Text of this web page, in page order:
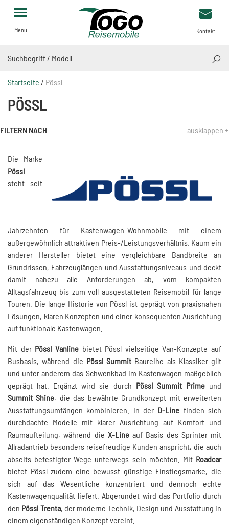
Menu Kontakt
Startseite / Pössl
PÖSSL
FILTERN NACH ausklappen +
Die Marke
Pössl
steht seit
Jahrzehnten für Kastenwagen-Wohnmobile mit einem
außergewöhnlich attraktiven Preis-/Leistungsverhältnis. Kaum ein
anderer Hersteller bietet eine vergleichbare Bandbreite an
Grundrissen, Fahrzeuglängen und Ausstattungsniveaus und deckt
damit nahezu alle Anforderungen ab, vom kompakten
Alltagsfahrzeug bis zum voll ausgestatteten Reisemobil für lange
Touren. Die lange Historie von Pössl ist geprägt von praxisnahen
Lösungen, klaren Konzepten und einer konsequenten Ausrichtung
auf funktionale Kastenwagen.
Mit der Pössl Vanlinebietet Pössl vielseitige Van-Konzepte auf
Busbasis, während die Pössl Summit Baureihe als Klassiker gilt
und unter anderem das Schwenkbad im Kastenwagen maßgeblich
geprägt hat. Ergänzt wird sie durch Pössl Summit Primeund
Summit Shine, die das bewährte Grundkonzept mit erweiterten
Ausstattungsumfängen kombinieren. In der D-Line finden sich
durchdachte Modelle mit klarer Ausrichtung auf Komfort und
Raumaufteilung, während die X-Lineauf Basis des Sprinter mit
Allradantrieb besonders reisefreudige Kunden anspricht, die auch
abseits befestigter Wege unterwegs sein möchten. Mit Roadcar
bietet Pössl zudem eine bewusst günstige Einstiegsmarke, die
sich auf das Wesentliche konzentriert und dennoch echte
Kastenwagenqualität liefert. Abgerundet wird das Portfolio durch
den Pössl Trenta, der moderne Technik, Design und Ausstattung in
einem eigenständigen Konzept vereint.